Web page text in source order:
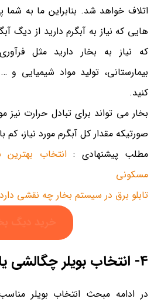
اتلاف خواهد شد. بنابراین ما به
هایی که نیاز به آبگرم دارید از دیگ
که نیاز به بخار دارید مثل
بیمارستانی، تولید مواد شیمیایی و
کنید.
بخار می تواند برای تبادل حرارت نیز
صورتیکه مقدار کل آبگرم مورد نیاز، کم
مطلب پیشنهادی : انتخاب
مسکونی
تابلو برق در سیستم بخار چه نقشی
4- انتخاب بویلر چگالشی یا غیر چگالشی؟
در ادامه مبحث انتخاب بویلر